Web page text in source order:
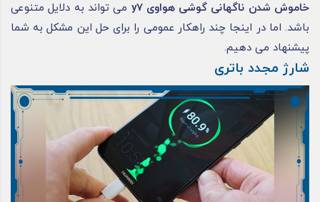
خاموش شدن ناگهانی گوشی هواوی y7
می ‌تواند به دلایل متنوعی
باشد. اما در اینجا چند راهکار عمومی را برای حل این مشکل به شما
پیشنهاد می‌ دهیم.
شارژ مجدد باتری